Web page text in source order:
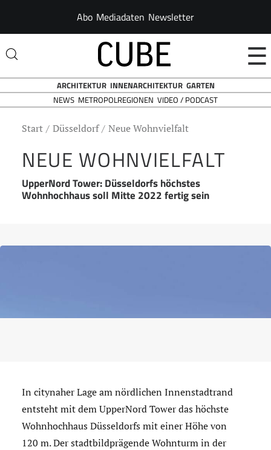
Abo Mediadaten Newsletter
☰
ARCHITEKTUR INNENARCHITEKTUR GARTEN
NEWS METROPOLREGIONEN VIDEO / PODCAST
Start Düsseldorf Neue Wohnvielfalt
NEUE WOHNVIELFALT
UpperNord Tower: Düsseldorfs höchstes
Wohnhochhaus soll Mitte 2022 fertig sein
In citynaher Lage am nördlichen Innenstadtrand
entsteht mit dem UpperNord Tower das höchste
Wohnhochhaus Düsseldorfs mit einer Höhe von
120 m. Der stadtbildprägende Wohnturm in der